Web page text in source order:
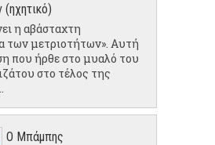
(ηχητικό)
η αβάσταχτη
των μετριοτήτων». Αυτή
που ήρθε στο μυαλό του
στο τέλος της
Ο Μπάμπης